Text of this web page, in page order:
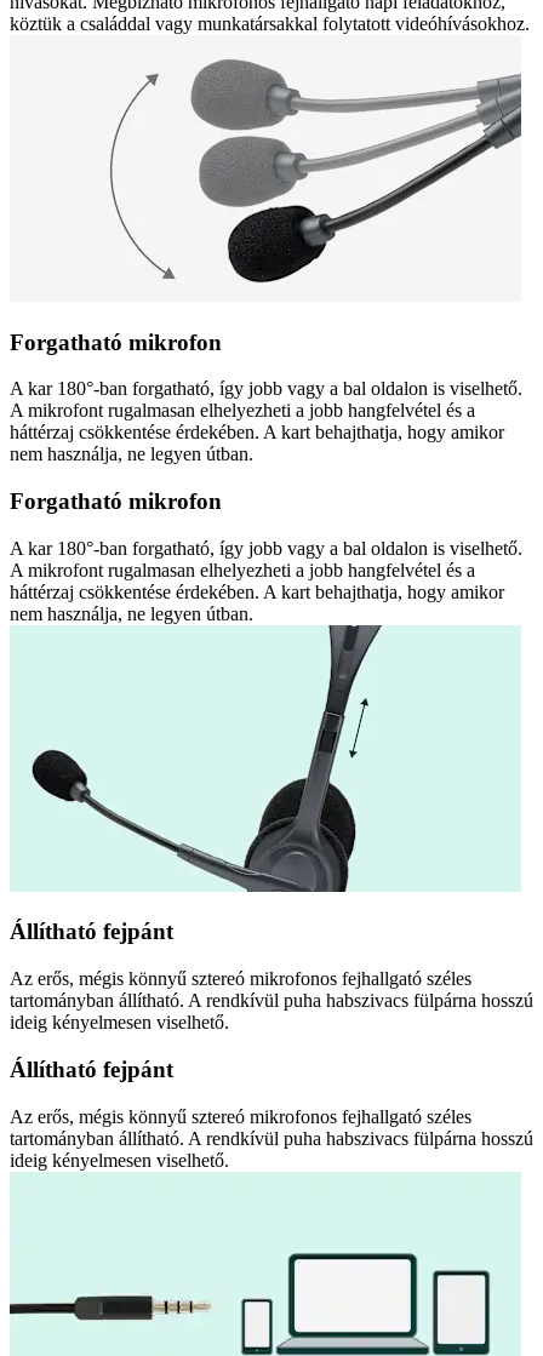
köztük a családdal vagy munkatársakkal folytatott videóhívásokhoz.
Forgatható mikrofon
A kar 180°-ban forgatható, így jobb vagy a bal oldalon is viselhető.
A mikrofont rugalmasan elhelyezheti a jobb hangfelvétel és a
háttérzaj csökkentése érdekében. A kart behajthatja, hogy amikor
nem használja, ne legyen útban.
Forgatható mikrofon
A kar 180°-ban forgatható, így jobb vagy a bal oldalon is viselhető.
A mikrofont rugalmasan elhelyezheti a jobb hangfelvétel és a
háttérzaj csökkentése érdekében. A kart behajthatja, hogy amikor
nem használja, ne legyen útban.
Állítható fejpánt
Az erős, mégis könnyű sztereó mikrofonos fejhallgató széles
tartományban állítható. A rendkívül puha habszivacs fülpárna hosszú
ideig kényelmesen viselhető.
Állítható fejpánt
Az erős, mégis könnyű sztereó mikrofonos fejhallgató széles
tartományban állítható. A rendkívül puha habszivacs fülpárna hosszú
ideig kényelmesen viselhető.